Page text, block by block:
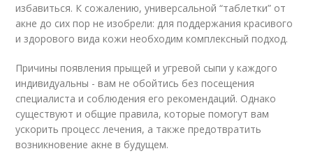
избавиться. К сожалению, универсальной “таблетки” от
акне до сих пор не изобрели: для поддержания красивого
и здорового вида кожи необходим комплексный подход.
Причины появления прыщей и угревой сыпи у каждого
индивидуальны - вам не обойтись без посещения
специалиста и соблюдения его рекомендаций. Однако
существуют и общие правила, которые помогут вам
ускорить процесс лечения, а также предотвратить
возникновение акне в будущем.